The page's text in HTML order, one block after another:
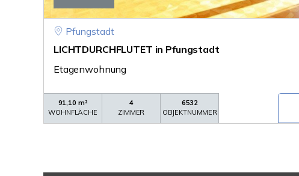
Pfungstadt
LICHTDURCHFLUTET in Pfungstadt
Etagenwohnung
91,10 m²
WOHNFLÄCHE
4
ZIMMER
6532
OBJEKTNUMMER